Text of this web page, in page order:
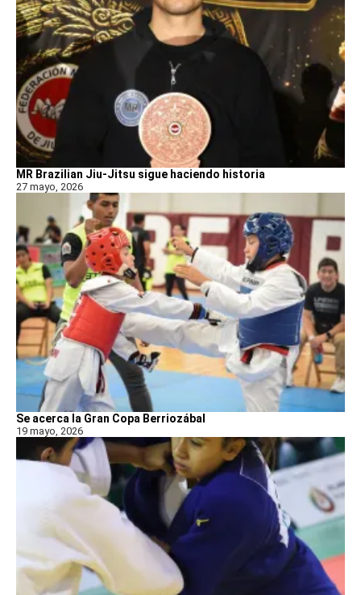
MR Brazilian Jiu-Jitsu sigue haciendo historia
27 mayo, 2026
Se acerca la Gran Copa Berriozábal
19 mayo, 2026